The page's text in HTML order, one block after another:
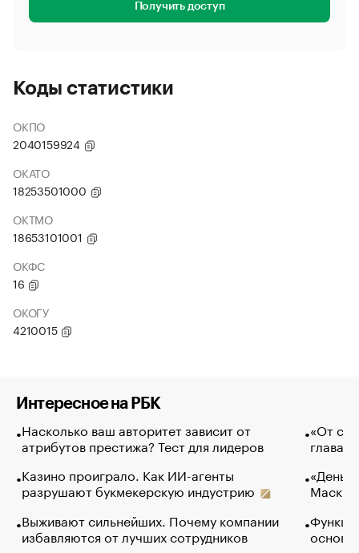
Получить доступ
Коды статистики
ОКПО
2040159924
ОКАТО
18253501000
ОКТМО
18653101001
ОКФС
16
ОКОГУ
4210015
Интересное на РБК
Насколько ваш авторитет зависит от
атрибутов престижа? Тест для лидеров
Казино проиграло. Как ИИ-агенты
разрушают букмекерскую индустрию
Выживают сильнейших. Почему компании
избавляются от лучших сотрудников
«От
глава
Маск в
основ